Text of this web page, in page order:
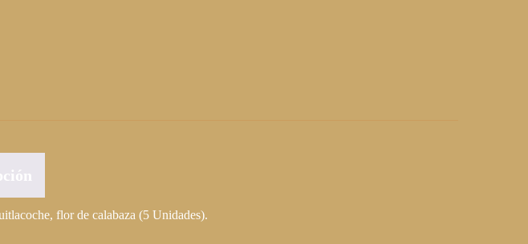
flor de calabaza (5 Unidades).